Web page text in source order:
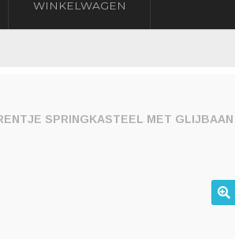
WINKELWAGEN
SPRINGKASTEEL MET GLIJBAAN